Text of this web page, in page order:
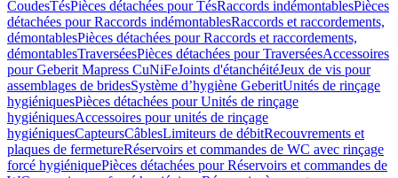
CoudesTésPièces détachées pour TésRaccords indémontablesPièces
détachées pour Raccords indémontablesRaccords et raccordements,
démontablesPièces détachées pour Raccords et raccordements,
démontablesTraverséesPièces détachées pour TraverséesAccessoires
pour Geberit Mapress CuNiFeJoints d'étanchéitéJeux de vis pour
assemblages de bridesSystème d’hygiène GeberitUnités de rinçage
hygiéniquesPièces détachées pour Unités de rinçage
hygiéniquesAccessoires pour unités de rinçage
hygiéniquesCapteursCâblesLimiteurs de débitRecouvrements et
plaques de fermetureRéservoirs et commandes de WC avec rinçage
forcé hygiéniquePièces détachées pour Réservoirs et commandes de